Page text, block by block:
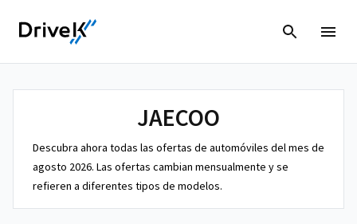
JAECOO
Descubra ahora todas las ofertas de automóviles del mes de
agosto 2026. Las ofertas cambian mensualmente y se
refieren a diferentes tipos de modelos.